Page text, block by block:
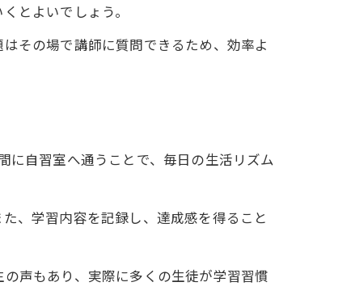
とよいでしょう。
その場で講師に質問できるため、効率よ
に自習室へ通うことで、毎日の生活リズム
、学習内容を記録し、達成感を得ること
声もあり、実際に多くの生徒が学習習慣